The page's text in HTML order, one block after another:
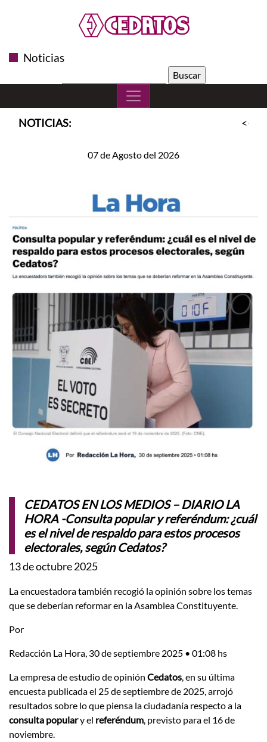
Noticias
NOTICIAS: <<
07 de Agosto del 2026
CEDATOS EN LOS MEDIOS – DIARIO LA
HORA -Consulta popular y referéndum: ¿cuál
es el nivel de respaldo para estos procesos
electorales, según Cedatos?
13 de octubre 2025
La encuestadora también recogió la opinión sobre los temas
que se deberían reformar en la Asamblea Constituyente.
Por
Redacción La Hora, 30 de septiembre 2025 • 01:08 hs
La empresa de estudio de opinión Cedatos, en su última
encuesta publicada el 25 de septiembre de 2025, arrojó
resultados sobre lo que piensa la ciudadanía respecto a la
consulta populary el referéndum, previsto para el 16 de
noviembre.